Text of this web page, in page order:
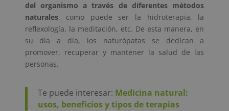
del organismo a través de diferentes métodos
naturales, como puede ser la hidroterapia, la
reflexología, la meditación, etc. De esta manera, en
su día a día, los naturópatas se dedican a
promover, recuperar y mantener la salud de las
personas.
Te puede interesar: Medicina natural:
usos, beneficios y tipos de terapias